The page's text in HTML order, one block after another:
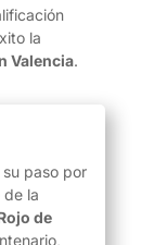
la
Valencia.
paso por
la
de